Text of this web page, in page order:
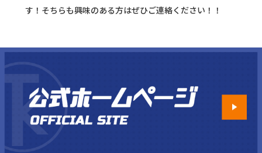
す！そちらも興味のある方はぜひご連絡ください！！